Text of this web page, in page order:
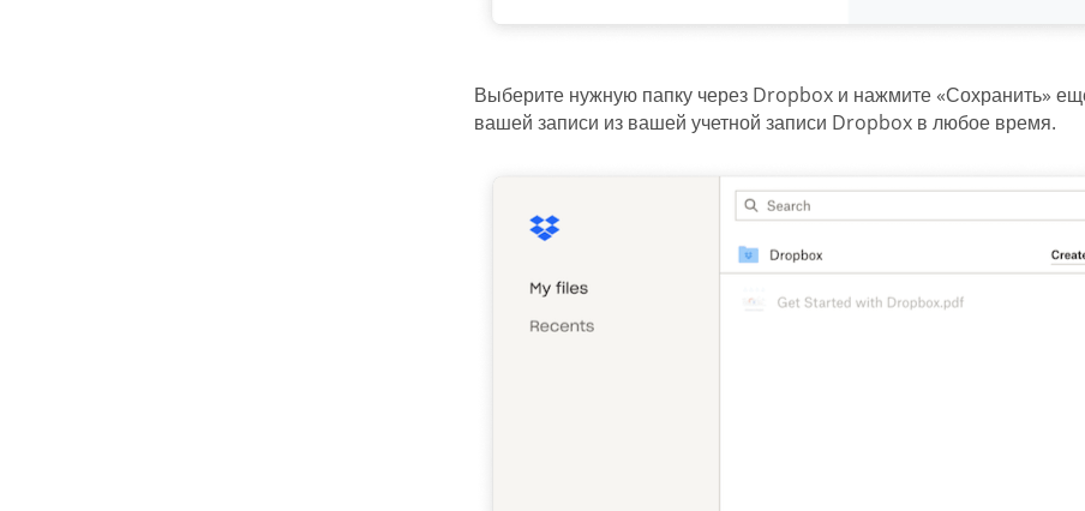
Выберите нужную папку через Dropbox и нажмите «Сохранить»
вашей записи из вашей учетной записи Dropbox в любое время.